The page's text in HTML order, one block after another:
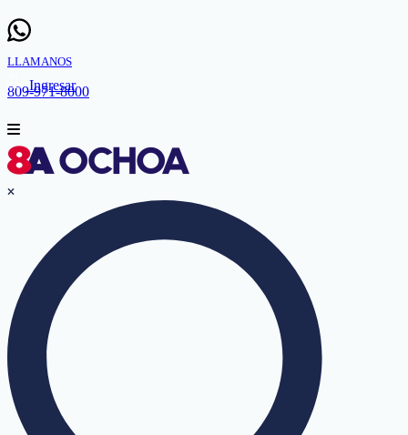
LLAMANOS
809-971-8000
Ingresar